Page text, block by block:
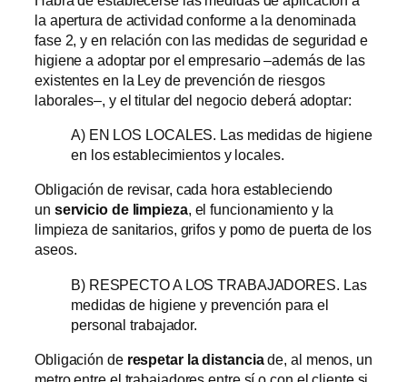
la apertura de actividad conforme a la denominada
fase 2, y en relación con las medidas de seguridad e
higiene a adoptar por el empresario –además de las
existentes en la Ley de prevención de riesgos
laborales–, y el titular del negocio deberá adoptar:
A) EN LOS LOCALES. Las medidas de higiene
en los establecimientos y locales.
Obligación de revisar, cada hora estableciendo
un servicio de limpieza, el funcionamiento y la
limpieza de sanitarios, grifos y pomo de puerta de los
aseos.
B) RESPECTO A LOS TRABAJADORES. Las
medidas de higiene y prevención para el
personal trabajador.
Obligación de respetar la distanciade, al menos, un